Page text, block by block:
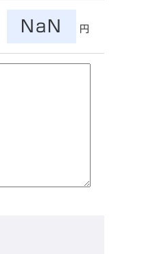
NaN 円